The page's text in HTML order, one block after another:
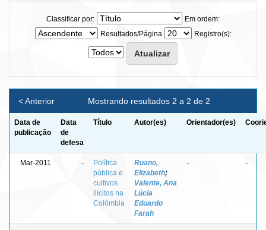
Classificar por:
Em ordem:
Resultados/Página
Registro(s):
Mostrando resultados 2 a 2 de 2
< Anterior
Data de
publicação
Data
de
defesa
Título Autor(es) Orientador(es)
Mar-2011 -
Política
pública e
cultivos
ilícitos na
Colômbia
Ruano,
Elizabeth;
Valente, Ana
Lúcia
Eduardo
Farah
- -